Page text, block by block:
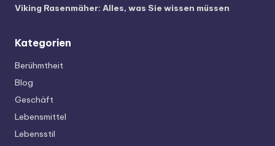
Viking Rasenmäher: Alles, was Sie wissen müssen
Kategorien
Berühmtheit
Blog
Geschäft
Lebensmittel
Lebensstil